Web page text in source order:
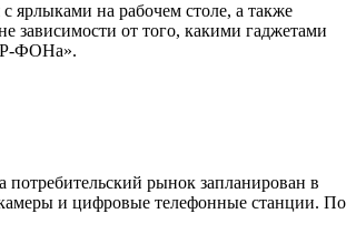
ярлыками на рабочем столе, а также
зависимости от того, какими гаджетами
ФОНа».
потребительский рынок запланирован в
камеры и цифровые телефонные станции. По